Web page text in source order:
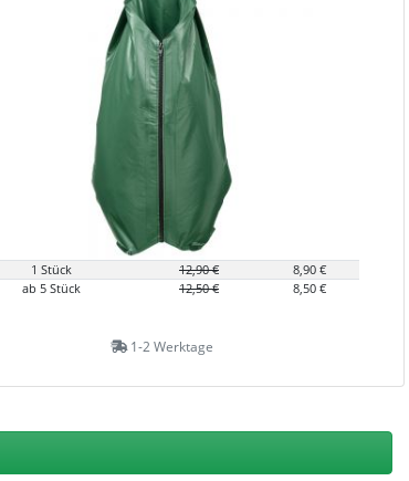
1 Stück 12,90 €
8,90 €
ab 5 Stück
12,50 € 8,50 €
1-2 Werktage